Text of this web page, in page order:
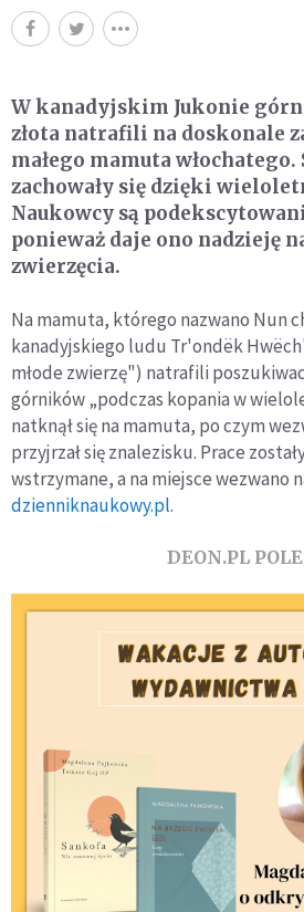
W kanadyjskim Jukonie
złota natrafili na doskonale
małego mamuta
zachowały się dzięki
Naukowcy są
ponieważ daje ono nadzieję
zwierzęcia.
Na mamuta, którego nazwano Nun
kanadyjskiego ludu Tr'ondëk
młode zwierzę") natrafili
górników „podczas kopania w
natknął się na mamuta, po czym
przyjrzał się znalezisku. Prace
wstrzymane, a na miejsce wezwano
dzienniknaukowy.pl.
DEON.PL